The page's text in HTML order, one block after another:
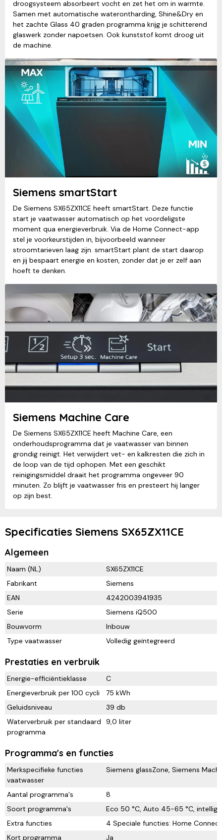
droogsysteem absorbeert vocht en zet het om in warmte.
Samen met automatische waterontharding, Shine&Dry en
het zachte Glass 40 graden programma krijg je schitterend
glaswerk zonder napoetsen. Ook kunststof komt droog uit
de machine.
Siemens smartStart
De Siemens SX65ZX11CE heeft smartStart. Deze functie
start je vaatwasser automatisch op het voordeligste
moment qua energieverbruik. Via de Home Connect-app
stel je voorkeurstijden in, bijvoorbeeld wanneer
stroomtarieven laag zijn. smartStart plant de start daarop
en jij bespaart energie en kosten, zonder dat je er zelf aan
hoeft te denken.
Siemens Machine Care
De Siemens SX65ZX11CE heeft Machine Care, een
onderhoudsprogramma dat je vaatwasser van binnen
grondig reinigt. Het verwijdert vet- en kalkresten die zich in
de loop van de tijd ophopen. Met een geschikt
reinigingsmiddel draait het programma ongeveer 90
minuten. Zo blijft je vaatwasser fris en presteert hij langer
op zijn best.
Specificaties Siemens SX65ZX11CE
Algemeen
Naam (NL)
SX65ZX11CE
Fabrikant
Siemens
EAN
4242003941935
Serie
Siemens iQ500
Bouwvorm
Inbouw
Type vaatwasser
Volledig geïntegreerd
Prestaties en verbruik
Energie-efficiëntieklasse
C
Energieverbruik per 100 cycli
75 kWh
Geluidsniveau
39 db
Waterverbruik per standaard
programma
9,0 liter
Programma's en functies
Merkspecifieke functies
vaatwasser
Siemens glassZone, Siemens
Aantal programma's
8
Soort programma's
Eco 50 °C, Auto 45-65 °C,
Extra functies
4 Speciale functies: Home
Kort programma
Ja